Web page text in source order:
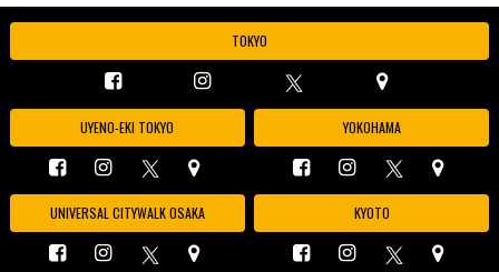
TOKYO
UYENO-EKI TOKYO YOKOHAMA
UNIVERSAL CITYWALK OSAKA KYOTO